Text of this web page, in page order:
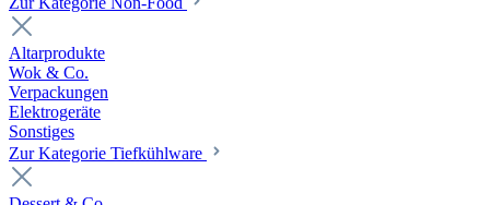
Altarprodukte
Wok & Co.
Verpackungen
Elektrogeräte
Sonstiges
Zur Kategorie Tiefkühlware